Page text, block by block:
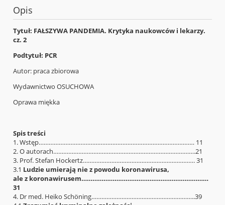
Opis
Tytuł: FAŁSZYWA PANDEMIA. Krytyka naukowców i lekarzy.
cz. 2
Podtytuł: PCR
Autor: praca zbiorowa
Wydawnictwo OSUCHOWA
Oprawa miękka
Spis treści
1. Wstęp………………………………………………………………………………… 11
2. O autorach………………………………………………………………………….21
3. Prof. Stefan Hockertz…………………………………………………………. 31
3.1 Ludzie umierają nie z powodu koronawirusa,
ale z koronawirusem……………………………………………………………
31
4. Dr med. Heiko Schöning……………………………………………………..39